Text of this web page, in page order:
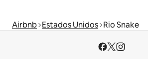
Airbnb Estados Unidos Rio Snake